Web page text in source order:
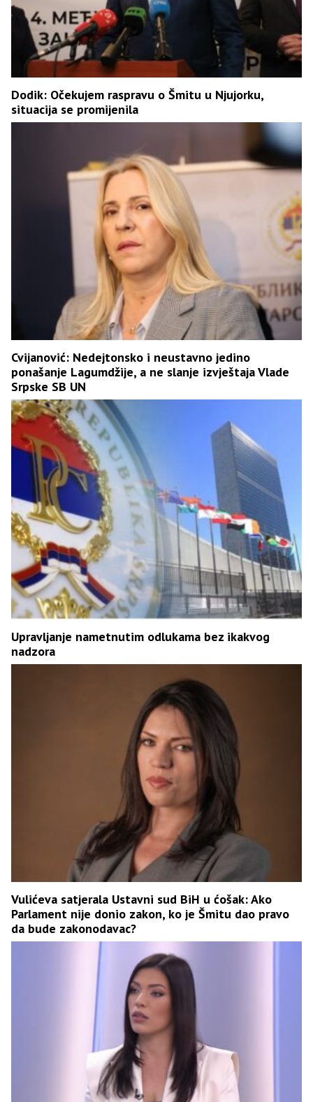
Dodik: Očekujem raspravu o Šmitu u Njujorku,
situacija se promijenila
Cvijanović: Nedejtonsko i neustavno jedino
ponašanje Lagumdžije, a ne slanje izvještaja Vlade
Srpske SB UN
Upravljanje nametnutim odlukama bez ikakvog
nadzora
Vulićeva satjerala Ustavni sud BiH u ćošak: Ako
Parlament nije donio zakon, ko je Šmitu dao pravo
da bude zakonodavac?